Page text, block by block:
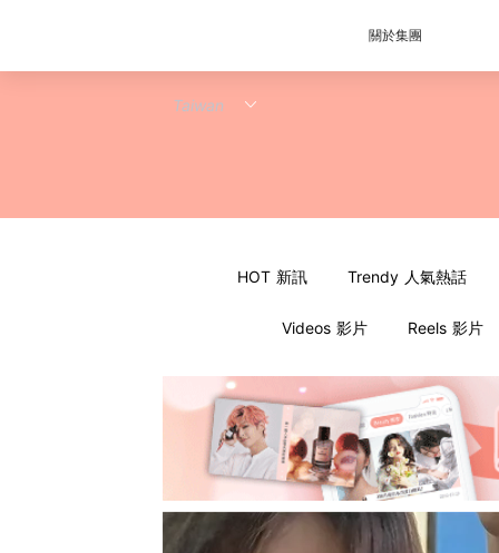
關於集團
HOT 新訊 Trendy 人氣熱話
Videos 影片 Reels 影片